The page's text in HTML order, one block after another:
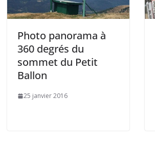
Photo panorama à
360 degrés du
sommet du Petit
Ballon
25 janvier 2016